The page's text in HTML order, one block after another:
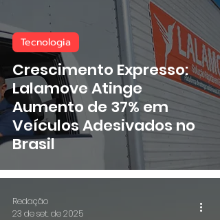
Crescimento Expresso:
Lalamove Atinge
Aumento de 37% em
Veículos Adesivados no
Brasil
Tecnologia
Redação
23 de set. de 2025